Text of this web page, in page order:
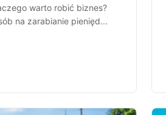
warto robić biznes?
na zarabianie pienięd...